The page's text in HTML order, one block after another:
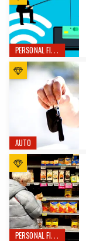
PERSONAL FINANCE
AUTO
PERSONAL FINANCE